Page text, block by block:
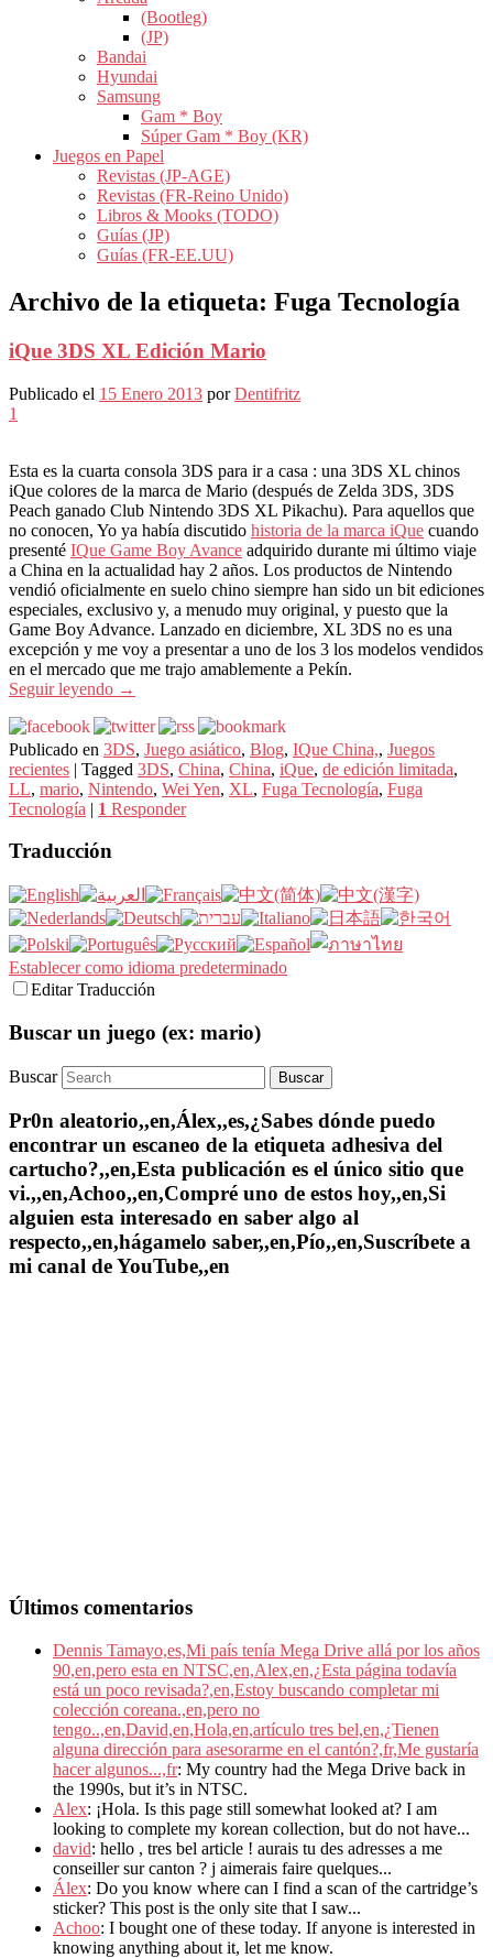
(Bootleg)
(JP)
Bandai
Hyundai
Samsung
Gam * Boy
Súper Gam * Boy (KR)
Juegos en Papel
Revistas (JP-AGE)
Revistas (FR-Reino Unido)
Libros & Mooks (TODO)
Guías (JP)
Guías (FR-EE.UU)
Archivo de la etiqueta: Fuga Tecnología
iQue 3DS XL Edición Mario
Publicado el 15 Enero 2013 porDentifritz
1
Esta es la cuarta consola 3DS para ir a casa : una 3DS XL chinos
iQue colores de la marca de Mario (después de Zelda 3DS, 3DS
Peach ganado Club Nintendo 3DS XL Pikachu). Para aquellos que
no conocen, Yo ya había discutido historia de la marca iQue cuando
presenté IQue Game Boy Avance adquirido durante mi último viaje
a China en la actualidad hay 2 años. Los productos de Nintendo
vendió oficialmente en suelo chino siempre han sido un bit ediciones
especiales, exclusivo y, a menudo muy original, y puesto que la
Game Boy Advance. Lanzado en diciembre, XL 3DS no es una
excepción y me voy a presentar a uno de los 3 los modelos vendidos
en el mercado que me trajo amablemente a Pekín.
Seguir leyendo →
Publicado en 3DS, Juego asiático, Blog, IQue China,, Juegos
recientes | Tagged 3DS, China, China, iQue, de edición limitada,
LL, mario, Nintendo, Wei Yen, XL, Fuga Tecnología, Fuga
Tecnología | 1 Responder
Traducción
Establecer como idioma predeterminado
Editar Traducción
Buscar un juego (ex: mario)
Buscar
Pr0n aleatorio,,en,Álex,,es,¿Sabes dónde puedo
encontrar un escaneo de la etiqueta adhesiva del
cartucho?,,en,Esta publicación es el único sitio que
vi.,,en,Achoo,,en,Compré uno de estos hoy,,en,Si
alguien esta interesado en saber algo al
respecto,,en,hágamelo saber,,en,Pío,,en,Suscríbete a
mi canal de YouTube,,en
Últimos comentarios
Dennis Tamayo,es,Mi país tenía Mega Drive allá por los años
90,en,pero esta en NTSC,en,Alex,en,¿Esta página todavía
está un poco revisada?,en,Estoy buscando completar mi
colección coreana.,en,pero no
tengo..,en,David,en,Hola,en,artículo tres bel,en,¿Tienen
alguna dirección para asesorarme en el cantón?,fr,Me gustaría
hacer algunos...,fr: My country had the Mega Drive back in
the 1990s, but it’s in NTSC.
Alex: ¡Hola. Is this page still somewhat looked at? I am
looking to complete my korean collection, but do not have...
david: hello , tres bel article ! aurais tu des adresses a me
conseiller sur canton ? j aimerais faire quelques...
Álex: Do you know where can I find a scan of the cartridge’s
sticker? This post is the only site that I saw...
Achoo: I bought one of these today. If anyone is interested in
knowing anything about it, let me know.